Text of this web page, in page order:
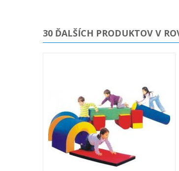
30 ĎALŠÍCH PRODUKTOV V